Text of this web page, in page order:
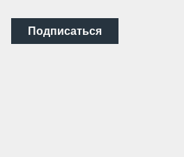
Подписаться